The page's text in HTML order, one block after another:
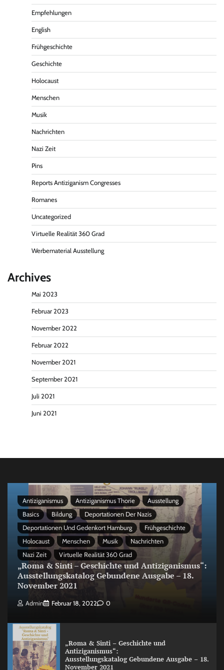
Empfehlungen
English
Frühgeschichte
Geschichte
Holocaust
Menschen
Musik
Nachrichten
Nazi Zeit
Pins
Reports Antiziganism Congresses
Romanes
Uncategorized
Virtuelle Realität 360 Grad
Werbematerial Ausstellung
Archives
Mai 2023
Februar 2023
November 2022
Februar 2022
November 2021
September 2021
Juli 2021
Juni 2021
Antiziganismus Antiziganismus Thorie
Ausstellung
Basics
Bildung
Deportationen Der Nazis
Deportationen Und Gedenkort Hamburg
Frühgeschichte
Holocaust
Menschen Musik
Nachrichten
Nazi Zeit
Virtuelle Realität 360 Grad
„Roma & Sinti – Geschichte und Antiziganismus“:
Ausstellungskatalog Gebundene Ausgabe – 18.
November 2021
Admin Februar 18, 2022 0
„Roma & Sinti – Geschichte und
Antiziganismus“:
Ausstellungskatalog Gebundene Ausgabe – 18.
November 2021